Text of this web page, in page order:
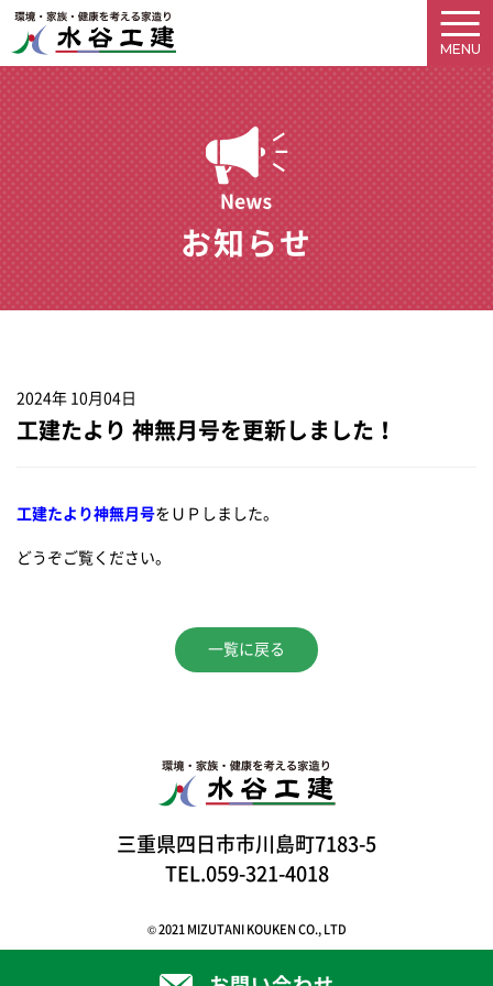
お知らせ
2024年 10月04日
工建たより 神無月号を更新しました！
工建たより神無月号をＵＰしました。
どうぞご覧ください。
一覧に戻る
三重県四日市市川島町7183-5
TEL.059-321-4018
© 2021 MIZUTANI KOUKEN CO., LTD